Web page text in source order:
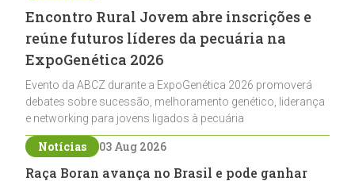
Encontro Rural Jovem abre inscrições e
reúne futuros líderes da pecuária na
ExpoGenética 2026
Evento da ABCZ durante a ExpoGenética 2026 promoverá
debates sobre sucessão, melhoramento genético, liderança
e networking para jovens ligados à pecuária
Notícias 03 Aug 2026
Raça Boran avança no Brasil e pode ganhar